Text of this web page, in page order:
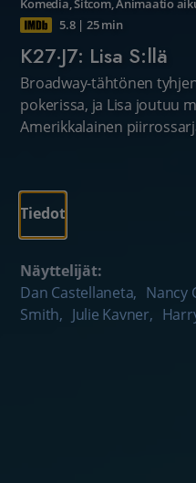
Komedia,Sitcom,Animaatio
5.8| 25 min
K27·J7: Lisa S:llä
Broadway-tähtönen
pokerissa, ja Lisa joutuu
Amerikkalainen
Tiedot
Näyttelijät:
Dan Castellaneta, Nancy
Smith, Julie Kavner,